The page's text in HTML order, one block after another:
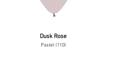
Dusk Rose
Pastel (110)